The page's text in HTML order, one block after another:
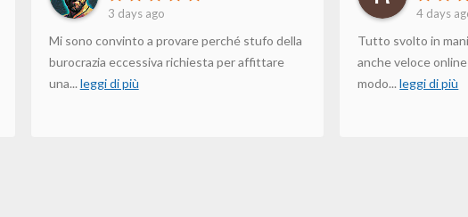
3 days ago
Mi sono convinto a provare perché stufo della
burocrazia eccessiva richiesta per affittare
una... leggi di più
4 days
Tutto svolto in
anche veloce
modo...leggi di più